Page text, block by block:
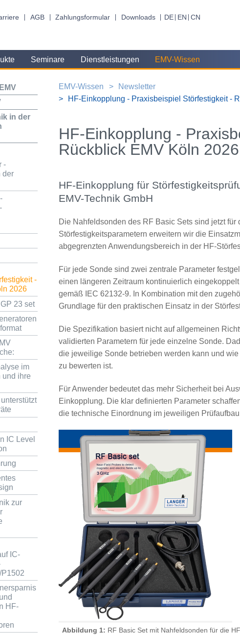
AGB Zahlungsformular Downloads DE EN CN
Seminare Dienstleistungen EMV-Wissen
in der
-
der
-
2026
23 set
im
und ihre
IC Level
zur
IC-
P1502
HF-
EMV-Wissen
Newsletter
HF-Einkopplung - Praxisbeispiel Störfestigkeit -
HF-Einkopplung -
Rückblick EMV Köln 2026
HF-Einkopplung für
EMV-Technik GmbH
Die Nahfeldsonden des RF Basic Sets sind jetzt
Störfestigkeitsparametern erweitern wir die
abgegrenzten Anwendungsbereich in der HF-
Für jede Sonde sind zwei zentrale Parameter
einen längeren Zeitraum kontinuierlich
gemäß IEC 62132-9. In Kombination mit den
Grundlage für den praktischen Einsatz in der
Die Spezifikation basiert nicht auf allgemeinen
validierten Parametern für jede einzelne Sonde.
die jeweilige Sonde betrieben werden kann und
zu bewerten ist.
Für Anwender bedeutet das mehr Sicherheit bei
Einkopplung. Die klar definierten Parameter
die technische Einordnung im jeweiligen
Abbildung 1: RF Basic Set mit Nahfeldsonden für die